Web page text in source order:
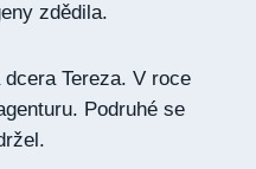
zdědila.
Tereza. V roce
Podruhé se